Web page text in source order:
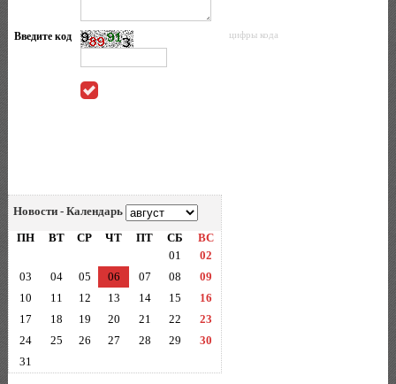
Введите код цифры кода
Новости - Календарь
ПН
ВТ СР ЧТ ПТ СБ
ВС
01
02
03
04 05 06 07 08
09
10
11 12 13 14 15
16
17
18 19 20 21 22
23
24
25 26 27 28 29
30
31